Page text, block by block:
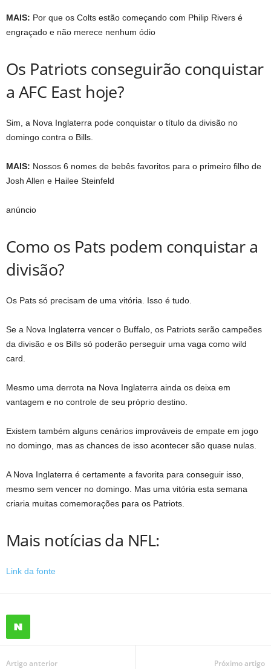
MAIS: Por que os Colts estão começando com Philip Rivers é
engraçado e não merece nenhum ódio
Os Patriots conseguirão conquistar
a AFC East hoje?
Sim, a Nova Inglaterra pode conquistar o título da divisão no
domingo contra o Bills.
MAIS: Nossos 6 nomes de bebês favoritos para o primeiro filho de
Josh Allen e Hailee Steinfeld
anúncio
Como os Pats podem conquistar a
divisão?
Os Pats só precisam de uma vitória. Isso é tudo.
Se a Nova Inglaterra vencer o Buffalo, os Patriots serão campeões
da divisão e os Bills só poderão perseguir uma vaga como wild
card.
Mesmo uma derrota na Nova Inglaterra ainda os deixa em
vantagem e no controle de seu próprio destino.
Existem também alguns cenários improváveis ​​de empate em jogo
no domingo, mas as chances de isso acontecer são quase nulas.
A Nova Inglaterra é certamente a favorita para conseguir isso,
mesmo sem vencer no domingo. Mas uma vitória esta semana
criaria muitas comemorações para os Patriots.
Mais notícias da NFL:
Link da fonte
Artigo anterior Próximo artigo